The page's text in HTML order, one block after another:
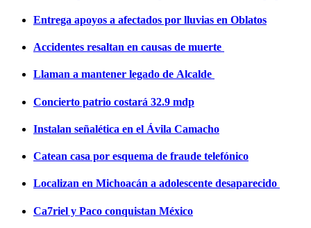
Entrega apoyos a afectados por lluvias en Oblatos
Accidentes resaltan en causas de muerte
Llaman a mantener legado de Alcalde
Concierto patrio costará 32.9 mdp
Instalan señalética en el Ávila Camacho
Catean casa por esquema de fraude telefónico
Localizan en Michoacán a adolescente desaparecido
Ca7riel y Paco conquistan México